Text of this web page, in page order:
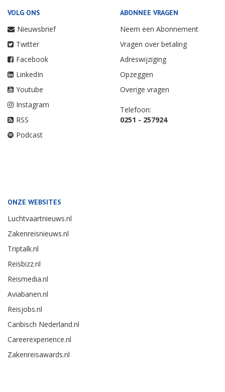
VOLG ONS
Nieuwsbrief
Twitter
Facebook
LinkedIn
Youtube
Instagram
RSS
Podcast
ABONNEE VRAGEN
Neem een Abonnement
Vragen over betaling
Adreswijziging
Opzeggen
Overige vragen
Telefoon:
0251 - 257924
ONZE WEBSITES
Luchtvaartnieuws.nl
Zakenreisnieuws.nl
Triptalk.nl
Reisbizz.nl
Reismedia.nl
Aviabanen.nl
Reisjobs.nl
Caribisch Nederland.nl
Careerexperience.nl
Zakenreisawards.nl